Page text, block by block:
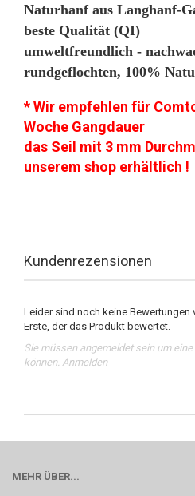
Naturhanf aus Langhanf-
beste Qualität (QI)
umweltfreundlich -
rundgeflochten, 100%
*Wir empfehlen für
Woche Gangdauer
das Seil mit 3 mm
unserem shop erhältlich !
Kundenrezensionen
Leider sind noch keine Bewertungen
Erste, der das Produkt bewertet.
Sie müssen angemeldet sein um
können. Anmelden
MEHR ÜBER...